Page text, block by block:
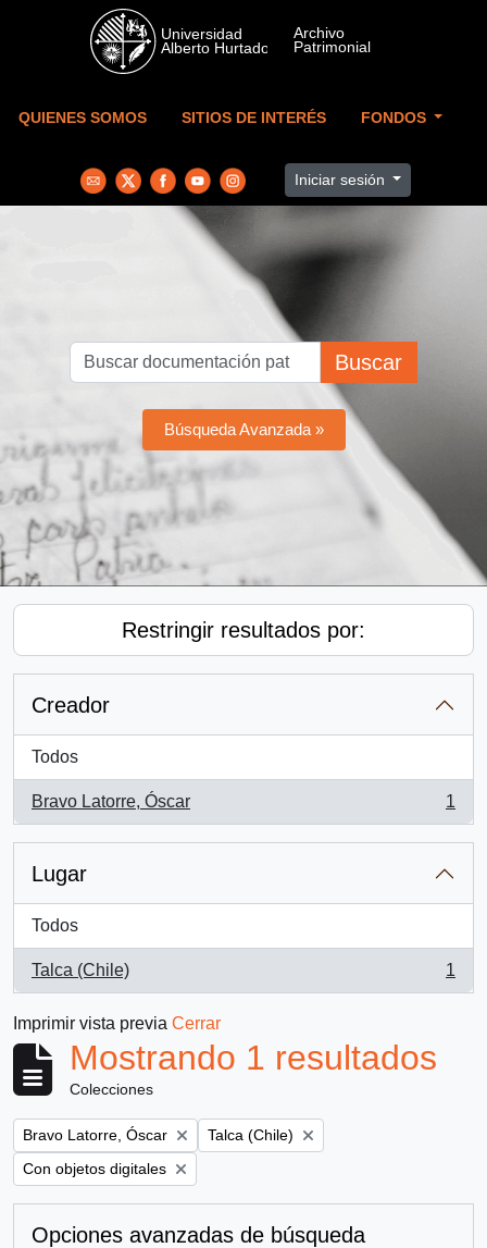
Skip to main content
QUIENES SOMOS SITIOS DE INTERÉS FONDOS
Iniciar sesión
Buscar
Búsqueda Avanzada »
Restringir resultados por:
Creador
Todos
Bravo Latorre, Óscar
, 1 resultados
1
Lugar
Todos
Talca (Chile)
, 1 resultados
1
Imprimir vista previa Cerrar
Mostrando 1 resultados
Colecciones
Remove filter:
Bravo Latorre, Óscar Remove filter:
Talca (Chile)
Remove filter:
Con objetos digitales
Opciones avanzadas de búsqueda